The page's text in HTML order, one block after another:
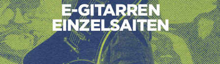
E-GITARREN
EINZELSAITEN